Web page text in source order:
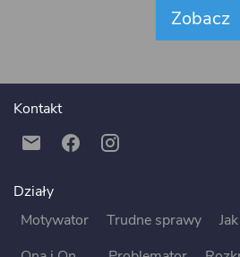
Zobacz
Kontakt
Działy
Motywator
Trudne sprawy